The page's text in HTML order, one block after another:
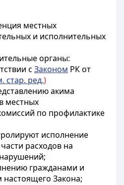
местных
и исполнительных
органы:
с Законом РК от
стар. ред.)
акима
местных
по профилактике
исполнение
расходов на
гражданами и
Закона;